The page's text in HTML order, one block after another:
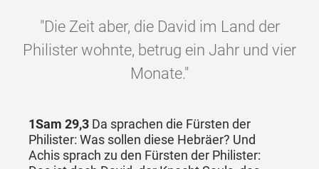
"Die Zeit aber, die David im Land der
Philister wohnte, betrug ein Jahr und vier
Monate."
1Sam 29,3 Da sprachen die Fürsten der
Philister: Was sollen diese Hebräer? Und
Achis sprach zu den Fürsten der Philister: